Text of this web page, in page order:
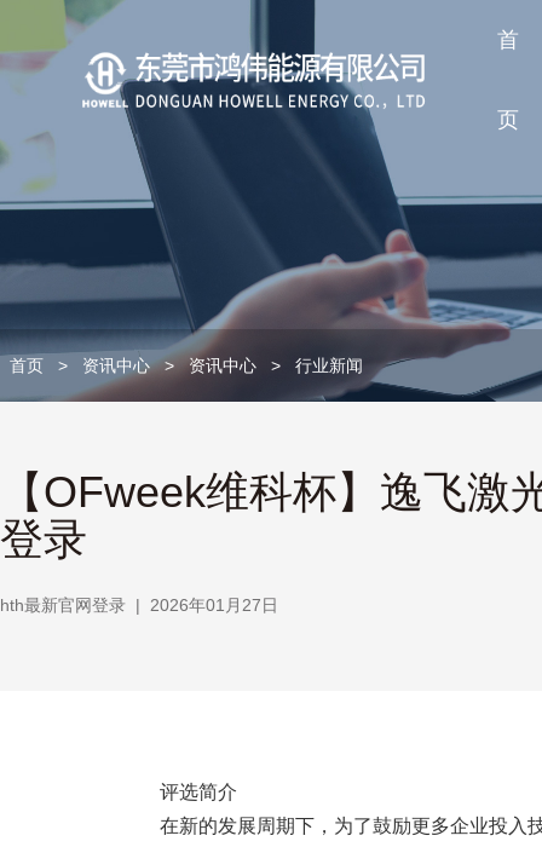
首
页
首页 > 资讯中心 > 资讯中心 > 行业新闻
【OFweek维科杯】逸飞
登录
hth最新官网登录 | 2026年01月27日
评选简介
在新的发展周期下，为了鼓励更多企业投入